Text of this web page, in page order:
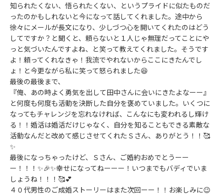
知られたくない、悟られたくない、というプライドに似たものだ
ったのかもしれないと今になって話してくれました。途中から
徐々にメールが長文になり、少しづつ心を開いてくれたのはどう
してですか？と聞くと、頼らないと１人じゃ無理だってことにや
っと気づいたんですよね、と笑って教えてくれました。そうです
よ！頼ってくれなきゃ！我流でやれないからここにきたんでし
ょ！と今更ながら私に笑って怒られました😆
最後の最後まで、
『俺、あの時よく勇気を出して田中さんに会いにきたよなーー』
と何度も何度も活動を決断した自分を褒めていました。いくつに
なってもチャレンジを忘れなければ、こんなにも変われるし輝け
る！！婚活は婚活だけじゃなく、自分を知ることもできる素敵な
活動なんだと改めて感じさせてくれたＳさん、ありがとう！！🥰
✨
最後になっちゃったけど、 Ｓさん、ご婚約おめでとうーー
ー！！！✨🎉✨幸せになってねーーー！ いつまでもバディでいま
しょうね！！！🥰💕
４０代男性のご成婚ストーリーはまた次回ーー！！お楽しみに😉